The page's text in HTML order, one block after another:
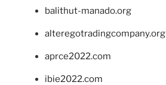
balithut-manado.org
alteregotradingcompany.org
aprce2022.com
ibie2022.com